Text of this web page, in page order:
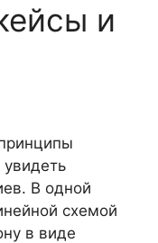
и
увидеть
В одной
схемой
в виде